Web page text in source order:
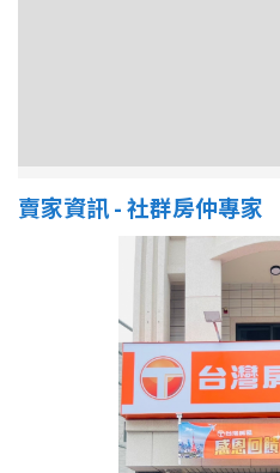
20-30 年
賣家資訊 - 社群房仲專家